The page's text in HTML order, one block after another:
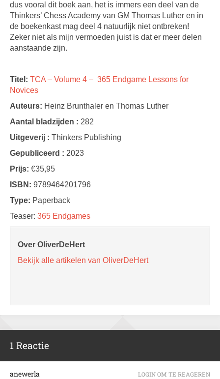
dus vooral dit boek aan, het is immers een deel van de
Thinkers’ Chess Academy van GM Thomas Luther en in
de boekenkast mag deel 4 natuurlijk niet ontbreken!
Zeker niet als mijn vermoeden juist is dat er meer delen
aanstaande zijn.
Titel: TCA – Volume 4 – 365 Endgame Lessons for
Novices
Auteurs: Heinz Brunthaler en Thomas Luther
Aantal bladzijden : 282
Uitgeverij : Thinkers Publishing
Gepubliceerd : 2023
Prijs: €35,95
ISBN: 9789464201796
Type: Paperback
Teaser: 365 Endgames
Over OliverDeHert
Bekijk alle artikelen van OliverDeHert
1 Reactie
anewerla LOGIN OM TE REAGEREN